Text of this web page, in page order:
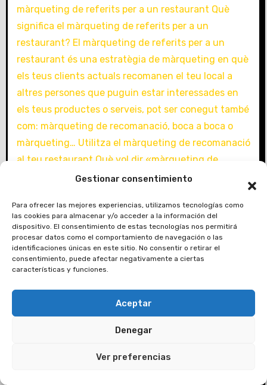
Gestionar consentimiento
Para ofrecer las mejores experiencias, utilizamos tecnologías como
las cookies para almacenar y/o acceder a la información del
dispositivo. El consentimiento de estas tecnologías nos permitirá
procesar datos como el comportamiento de navegación o las
identificaciones únicas en este sitio. No consentir o retirar el
consentimiento, puede afectar negativamente a ciertas
características y funciones.
Aceptar
Denegar
Ver preferencias